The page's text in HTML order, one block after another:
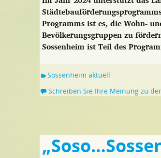
Programms ist es, die Wohn-
Bevölkerungsgruppen zu
Sossenheim ist Teil des
Sossenheim aktuell
Schreiben Sie Ihre Meinung zu